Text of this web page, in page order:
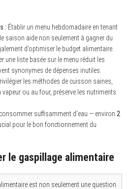
: Établir un menu hebdomadaire en tenant
saison aide non seulement à gagner du
d’optimiser le budget alimentaire.
une liste basée sur le menu réduit les
synonymes de dépenses inutiles.
les méthodes de cuisson saines,
ou au four, préserve les nutriments
suffisamment d’eau — environ 2
pour le bon fonctionnement du
le gaspillage alimentaire
est non seulement une question